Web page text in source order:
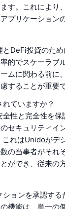
す。これにより
プリケーショ
DeFi投資のた
的でスケーラブ
ムに関わる前に
することが重要で
ていますか？
性と完全性を
セキュリティイ
れはUnidoがデ
の当事者がそ
ができ、従来の
ョンを承認す
機能は、単一の